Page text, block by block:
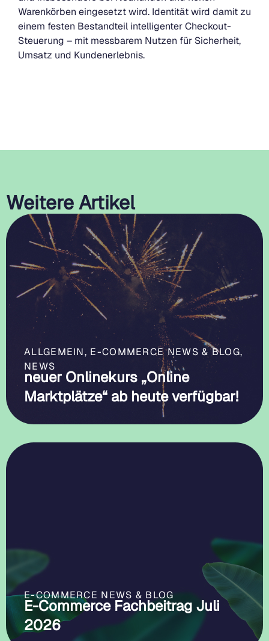
Warenkörben eingesetzt wird. Identität wird damit zu
einem festen Bestandteil intelligenter Checkout-
Steuerung – mit messbarem Nutzen für Sicherheit,
Umsatz und Kundenerlebnis.
Weitere Artikel
ALLGEMEIN, E-COMMERCE NEWS & BLOG,
NEWS
neuer Onlinekurs „Online
Marktplätze“ ab heute verfügbar!
E-COMMERCE NEWS & BLOG
E-Commerce Fachbeitrag Juli
2026